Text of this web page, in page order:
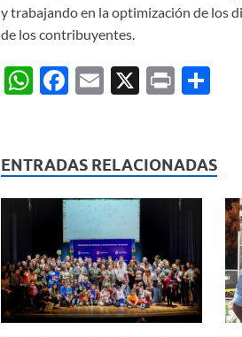
y trabajando en la optimización de los
de los contribuyentes.
W
s
A
p
F
b
o
o
k
E X P C
p
ar
ti
ENTRADAS RELACIONADAS